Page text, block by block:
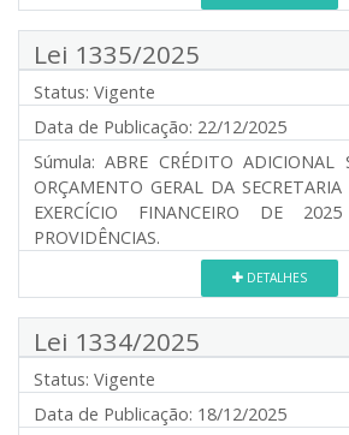
Lei 1335/2025
Status: Vigente
Data de Publicação: 22/12/2025
Súmula: ABRE CRÉDITO ADICIONAL
ORÇAMENTO GERAL DA
EXERCÍCIO FINANCEIRO DE
PROVIDÊNCIAS.
DETALHES
Lei 1334/2025
Status: Vigente
Data de Publicação: 18/12/2025